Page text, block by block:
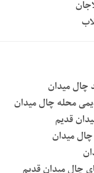
چال میدان
محله چال میدان
قدیم
میدان
چال میدان قدیم